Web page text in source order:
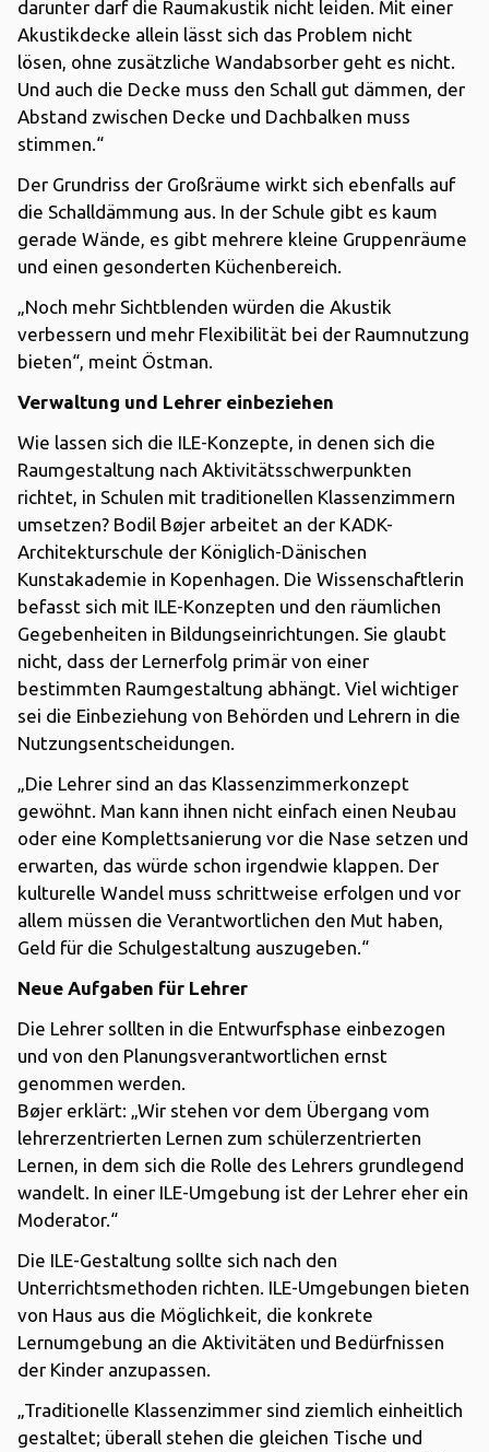
darunter darf die Raumakustik nicht leiden. Mit einer
Akustikdecke allein lässt sich das Problem nicht
lösen, ohne zusätzliche Wandabsorber geht es nicht.
Und auch die Decke muss den Schall gut dämmen, der
Abstand zwischen Decke und Dachbalken muss
stimmen.“
Der Grundriss der Großräume wirkt sich ebenfalls auf
die Schalldämmung aus. In der Schule gibt es kaum
gerade Wände, es gibt mehrere kleine Gruppenräume
und einen gesonderten Küchenbereich.
„Noch mehr Sichtblenden würden die Akustik
verbessern und mehr Flexibilität bei der Raumnutzung
bieten“, meint Östman.
Verwaltung und Lehrer einbeziehen
Wie lassen sich die ILE-Konzepte, in denen sich die
Raumgestaltung nach Aktivitätsschwerpunkten
richtet, in Schulen mit traditionellen Klassenzimmern
umsetzen? Bodil Bøjer arbeitet an der KADK-
Architekturschule der Königlich-Dänischen
Kunstakademie in Kopenhagen. Die Wissenschaftlerin
befasst sich mit ILE-Konzepten und den räumlichen
Gegebenheiten in Bildungseinrichtungen. Sie glaubt
nicht, dass der Lernerfolg primär von einer
bestimmten Raumgestaltung abhängt. Viel wichtiger
sei die Einbeziehung von Behörden und Lehrern in die
Nutzungsentscheidungen.
„Die Lehrer sind an das Klassenzimmerkonzept
gewöhnt. Man kann ihnen nicht einfach einen Neubau
oder eine Komplettsanierung vor die Nase setzen und
erwarten, das würde schon irgendwie klappen. Der
kulturelle Wandel muss schrittweise erfolgen und vor
allem müssen die Verantwortlichen den Mut haben,
Geld für die Schulgestaltung auszugeben.“
Neue Aufgaben für Lehrer
Die Lehrer sollten in die Entwurfsphase einbezogen
und von den Planungsverantwortlichen ernst
genommen werden.
Bøjer erklärt: „Wir stehen vor dem Übergang vom
lehrerzentrierten Lernen zum schülerzentrierten
Lernen, in dem sich die Rolle des Lehrers grundlegend
wandelt. In einer ILE-Umgebung ist der Lehrer eher ein
Moderator.“
Die ILE-Gestaltung sollte sich nach den
Unterrichtsmethoden richten. ILE-Umgebungen bieten
von Haus aus die Möglichkeit, die konkrete
Lernumgebung an die Aktivitäten und Bedürfnissen
der Kinder anzupassen.
„Traditionelle Klassenzimmer sind ziemlich einheitlich
gestaltet; überall stehen die gleichen Tische und